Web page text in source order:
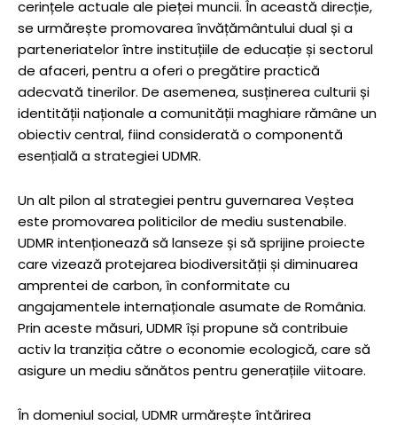
cerințele actuale ale pieței muncii. În această direcție,
se urmărește promovarea învățământului dual și a
parteneriatelor între instituțiile de educație și sectorul
de afaceri, pentru a oferi o pregătire practică
adecvată tinerilor. De asemenea, susținerea culturii și
identității naționale a comunității maghiare rămâne un
obiectiv central, fiind considerată o componentă
esențială a strategiei UDMR.
Un alt pilon al strategiei pentru guvernarea Veștea
este promovarea politicilor de mediu sustenabile.
UDMR intenționează să lanseze și să sprijine proiecte
care vizează protejarea biodiversității și diminuarea
amprentei de carbon, în conformitate cu
angajamentele internaționale asumate de România.
Prin aceste măsuri, UDMR își propune să contribuie
activ la tranziția către o economie ecologică, care să
asigure un mediu sănătos pentru generațiile viitoare.
În domeniul social, UDMR urmărește întărirea